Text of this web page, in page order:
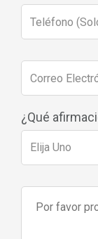
¿Qué